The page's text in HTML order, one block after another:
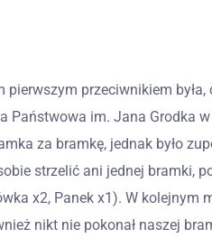
przeciwnikiem
Państwowa im. Jana Grodka
za bramkę, jednak było
strzelić ani jednej bramki,
x2, Panek x1). W kolejnym
nikt nie pokonał naszej